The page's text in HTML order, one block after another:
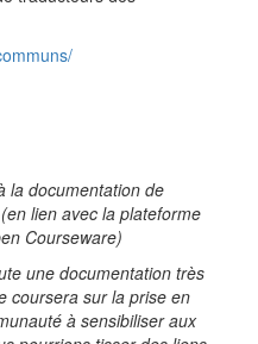
la documentation de
lien avec la plateforme
Courseware)
une documentation très
coursera sur la prise en
à sensibiliser aux